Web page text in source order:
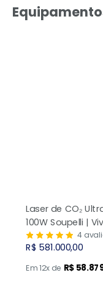
Laser de CO₂
100W Soupelli |
4
Preço
promocional
R$ 581.000,00
Em 12x de R$